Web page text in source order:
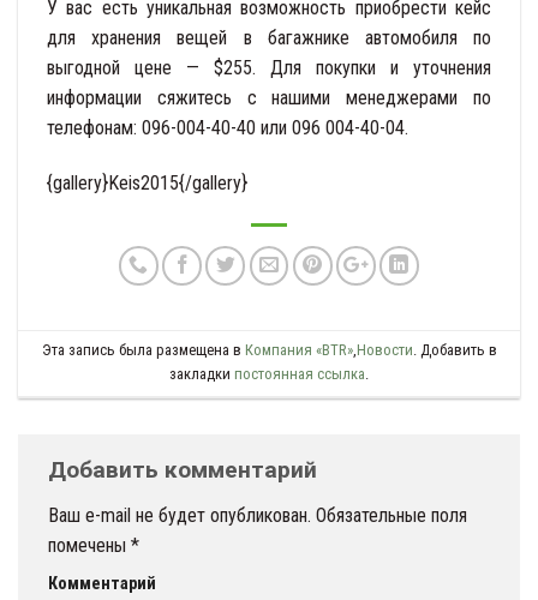
У вас есть уникальная возможность приобрести кейс
для хранения вещей в багажнике автомобиля по
выгодной цене — $255. Для покупки и уточнения
информации сяжитесь с нашими менеджерами по
телефонам: 096-004-40-40 или 096 004-40-04.
{gallery}Keis2015{/gallery}
Эта запись была размещена в Компания «BTR»,Новости. Добавить в
закладки постоянная ссылка.
Добавить комментарий
Ваш e-mail не будет опубликован. Обязательные поля
помечены *
Комментарий